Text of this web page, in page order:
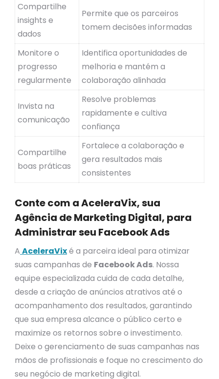
Compartilhe
insights e
dados
Permite que os parceiros
tomem decisões informadas
Monitore o
progresso
regularmente
Identifica oportunidades de
melhoria e mantém a
colaboração alinhada
Invista na
comunicação
Resolve problemas
rapidamente e cultiva
confiança
Compartilhe
boas práticas
Fortalece a colaboração e
gera resultados mais
consistentes
Conte com a AceleraVix, sua
Agência de Marketing Digital, para
Administrar seu Facebook Ads
A AceleraVixé a parceira ideal para otimizar
suas campanhas de Facebook Ads. Nossa
equipe especializada cuida de cada detalhe,
desde a criação de anúncios atrativos até o
acompanhamento dos resultados, garantindo
que sua empresa alcance o público certo e
maximize os retornos sobre o investimento.
Deixe o gerenciamento de suas campanhas nas
mãos de profissionais e foque no crescimento do
seu negócio de marketing digital.